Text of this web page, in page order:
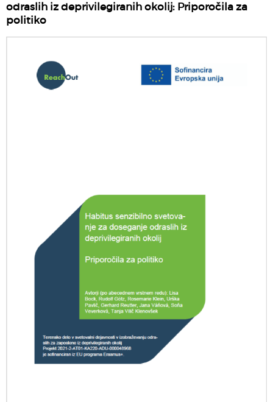
odraslih iz deprivilegiranih okolij: Priporočila za
politiko